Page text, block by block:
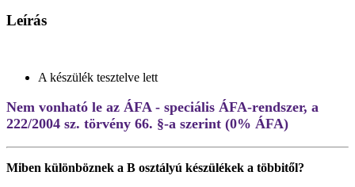
Leírás
A készülék tesztelve lett
Nem vonható le az ÁFA - speciális ÁFA-rendszer, a
222/2004 sz. törvény 66. §-a szerint (0% ÁFA)
Miben különböznek a B osztályú készülékek a többitől?